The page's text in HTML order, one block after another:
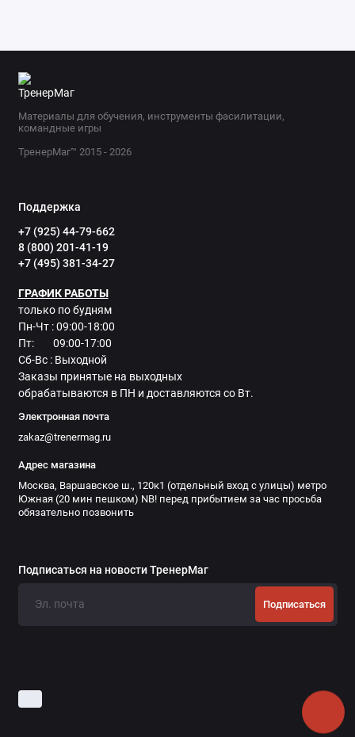
Материалы для обучения, инструменты фасилитации,
командные игры
ТренерМаг™ 2015 - 2026
Поддержка
+7 (925) 44-79-662
8 (800) 201-41-19
+7 (495) 381-34-27
ГРАФИК РАБОТЫ
только по будням
Пн-Чт : 09:00-18:00
Пт: 09:00-17:00
Сб-Вс : Выходной
Заказы принятые на выходных
обрабатываются в ПН и доставляются со Вт.
Электронная почта
zakaz@trenermag.ru
Адрес магазина
Москва, Варшавское ш., 120к1 (отдельный вход с улицы) метро
Южная (20 мин пешком) NB! перед прибытием за час просьба
обязательно позвонить
Подписаться на новости ТренерМаг
Подписаться